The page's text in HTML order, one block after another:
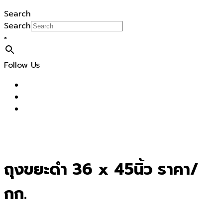
Search
Search
×
Follow Us
ถุงขยะดำ 36 x 45นิ้ว ราคา/
กก.